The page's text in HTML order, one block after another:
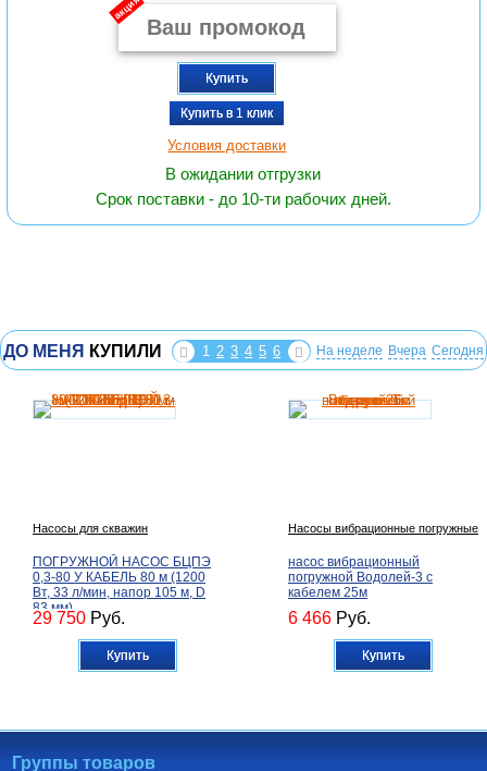
акция
Купить
Купить в 1 клик
Условия доставки
В ожидании отгрузки
Срок поставки - до 10-ти рабочих дней.
ДО МЕНЯ КУПИЛИ 1 2 3 4 5 6 На неделе Вчера Сегодня
Насосы для скважин
ПОГРУЖНОЙ НАСОС БЦПЭ
0,3-80 У КАБЕЛЬ 80 м (1200
Вт, 33 л/мин, напор 105 м, D
83 мм)
29 750 Руб.
Купить
Насосы вибрационные погружные
насос вибрационный
погружной Водолей-3 с
кабелем 25м
6 466 Руб.
Купить
Группы товаров